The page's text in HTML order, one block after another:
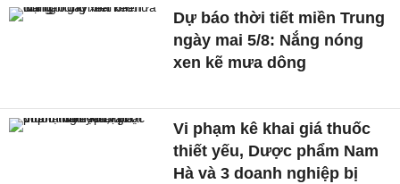
Dự báo thời tiết miền Trung
ngày mai 5/8: Nắng nóng
xen kẽ mưa dông
Vi phạm kê khai giá thuốc
thiết yếu, Dược phẩm Nam
Hà và 3 doanh nghiệp bị